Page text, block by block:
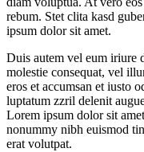
rebum. Stet clita kasd
ipsum dolor sit amet.
Duis autem vel eum iriure
molestie consequat, vel
eros et accumsan et iusto
luptatum zzril delenit
Lorem ipsum dolor sit
nonummy nibh euismod
erat volutpat.